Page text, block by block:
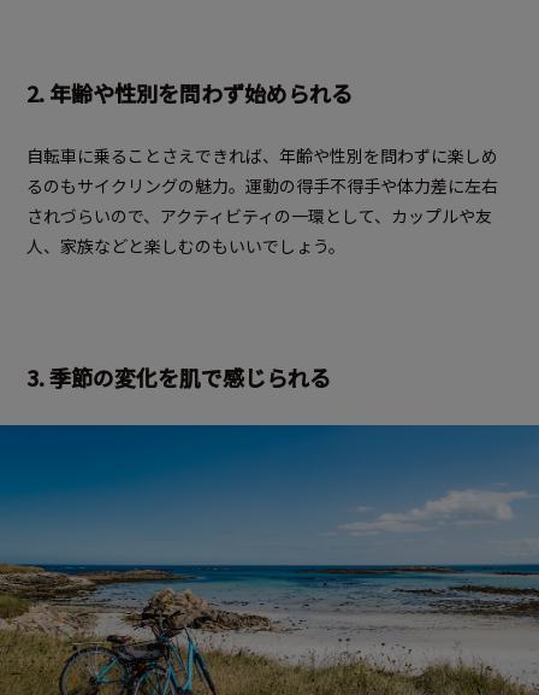
2. 年齢や性別を問わず始められる
自転車に乗ることさえできれば、年齢や性別を問わずに楽しめ
るのもサイクリングの魅力。運動の得手不得手や体力差に左右
されづらいので、アクティビティの一環として、カップルや友
人、家族などと楽しむのもいいでしょう。
3. 季節の変化を肌で感じられる